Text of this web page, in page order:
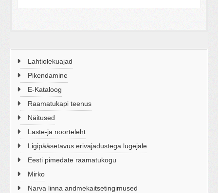
Lahtiolekuajad
Pikendamine
E-Kataloog
Raamatukapi teenus
Näitused
Laste-ja noorteleht
Ligipääsetavus erivajadustega lugejale
Eesti pimedate raamatukogu
Mirko
Narva linna andmekaitsetingimused